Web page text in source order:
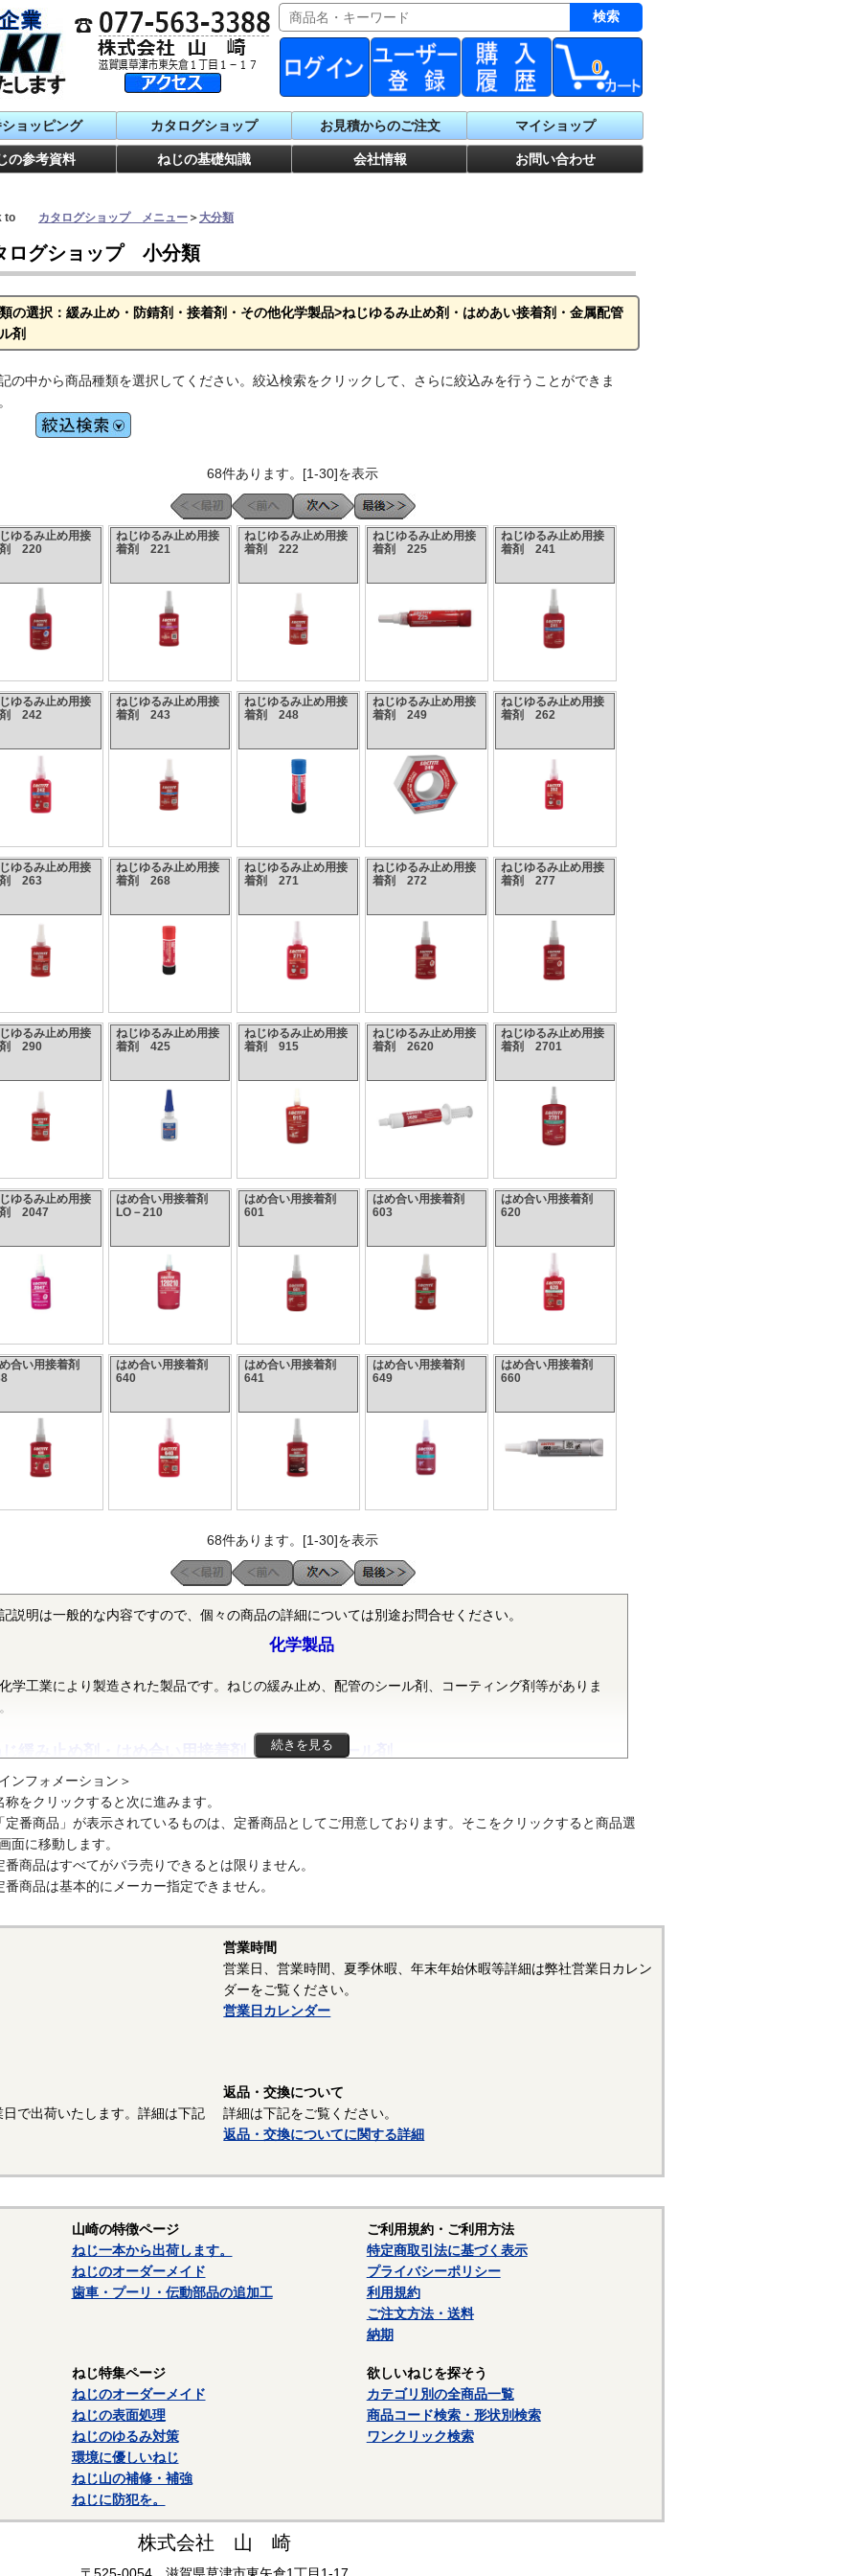
0
ョッピング カタログショップ お見積からのご注文 マイショップ
の参考資料 ねじの基礎知識 会社情報 お問い合わせ
to カタログショップ メニュー ＞大分類
ログショップ 小分類
の選択：緩み止め・防錆剤・接着剤・その他化学製品>ねじゆるみ止め剤・はめあい接着剤・金属配管
剤
の中から商品種類を選択してください。絞込検索をクリックして、さらに絞込みを行うことができま
68件あります。[1-30]を表示
ゆるみ止め用接
220
ねじゆるみ止め用接
着剤 221
ねじゆるみ止め用接
着剤 222
ねじゆるみ止め用接
着剤 225
ねじゆるみ止め用接
着剤 241
ゆるみ止め用接
242
ねじゆるみ止め用接
着剤 243
ねじゆるみ止め用接
着剤 248
ねじゆるみ止め用接
着剤 249
ねじゆるみ止め用接
着剤 262
ゆるみ止め用接
263
ねじゆるみ止め用接
着剤 268
ねじゆるみ止め用接
着剤 271
ねじゆるみ止め用接
着剤 272
ねじゆるみ止め用接
着剤 277
ゆるみ止め用接
290
ねじゆるみ止め用接
着剤 425
ねじゆるみ止め用接
着剤 915
ねじゆるみ止め用接
着剤 2620
ねじゆるみ止め用接
着剤 2701
ゆるみ止め用接
2047
はめ合い用接着剤
LO－210
はめ合い用接着剤
601
はめ合い用接着剤
603
はめ合い用接着剤
620
合い用接着剤
はめ合い用接着剤
640
はめ合い用接着剤
641
はめ合い用接着剤
649
はめ合い用接着剤
660
68件あります。[1-30]を表示
説明は一般的な内容ですので、個々の商品の詳細については別途お問合せください。
化学製品
化学工業により製造された製品です。ねじの緩み止め、配管のシール剤、コーティング剤等がありま
じ緩み止め剤・はめ合い用接着剤・金属配管シール剤
徴
ねじゆるみ止め剤：締め付けたねじが緩むのを防止するために、ねじ山に塗布して硬化させる接着剤で
接着力の違いにより色分けされていますので、用途により使い分けます。ろう状半固体のスティック
イプ等もあります。
め合い用接着剤：ギア・シャフト・プーリーなどの金属部品のはめ合い部に塗布して、金属の微細な
ロックタイト（ねじ緩み止め剤）の型式の一例
ロックタイト（はめあい接着剤）の型式の一例
638：最高強度（緑）
620：高強度耐熱品(緑)
金属配管シール剤の型式の一例
542：中強度（茶）
572：一般用（白）
592：遅硬化（白）
567：締込み時のかじり防止（白）
続きを見る
ンフォメーション＞
称をクリックすると次に進みます。
定番商品」が表示されているものは、定番商品としてご用意しております。そこをクリックすると商品選
面に移動します。
番商品はすべてがバラ売りできるとは限りません。
番商品は基本的にメーカー指定できません。
営業時間
営業日、営業時間、夏季休暇、年末年始休暇等詳細は弊社営業日カレン
ダーをご覧ください。
営業日カレンダー
で出荷いたします。詳細は下記
返品・交換について
詳細は下記をご覧ください。
返品・交換についてに関する詳細
山崎の特徴ページ
ねじ一本から出荷します。
ねじのオーダーメイド
歯車・プーリ・伝動部品の追加工
ご利用規約・ご利用方法
特定商取引法に基づく表示
プライバシーポリシー
利用規約
ご注文方法・送料
納期
ねじ特集ページ
ねじのオーダーメイド
ねじの表面処理
ねじのゆるみ対策
環境に優しいねじ
ねじ山の補修・補強
ねじに防犯を。
欲しいねじを探そう
カテゴリ別の全商品一覧
商品コード検索・形状別検索
ワンクリック検索
株式会社 山 崎
〒525-0054 滋賀県草津市東矢倉1丁目1-17